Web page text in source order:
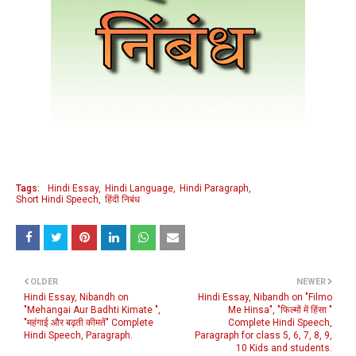
Tags: Hindi Essay Hindi Language
Hindi Paragraph
Short Hindi Speech
हिंदी निबंध
NEWER
Hindi Essay, Nibandh on "Filmo
Me Hinsa", "फिल्मों में हिंसा "
Complete Hindi Speech,
Paragraph for class 5, 6, 7, 8, 9,
10 Kids and students.
OLDER
Hindi Essay, Nibandh on
"Mehangai Aur Badhti Kimate ",
"महंगाई और बढ़ती कीमतें" Complete
Hindi Speech, Paragraph.